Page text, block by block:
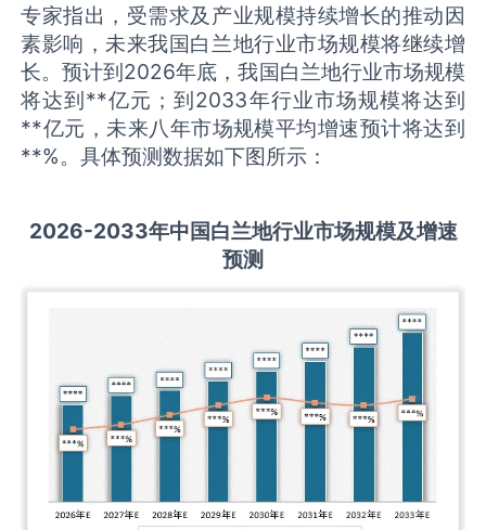
专家指出，受需求及产业规模持续增长的推动因
素影响，未来我国白兰地行业市场规模将继续增
长。预计到2026年底，我国白兰地行业市场规模
将达到**亿元；到2033年行业市场规模将达到
**亿元，未来八年市场规模平均增速预计将达到
**%。具体预测数据如下图所示：
2026-2033年中国白兰地行业市场规模及增速
预测